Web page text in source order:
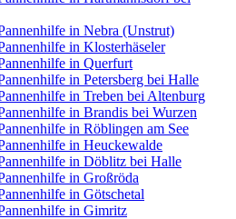
in Nebra (Unstrut)
in Klosterhäseler
in Querfurt
in Petersberg bei Halle
in Treben bei Altenburg
in Brandis bei Wurzen
in Röblingen am See
in Heuckewalde
in Döblitz bei Halle
in Großröda
in Götschetal
in Gimritz